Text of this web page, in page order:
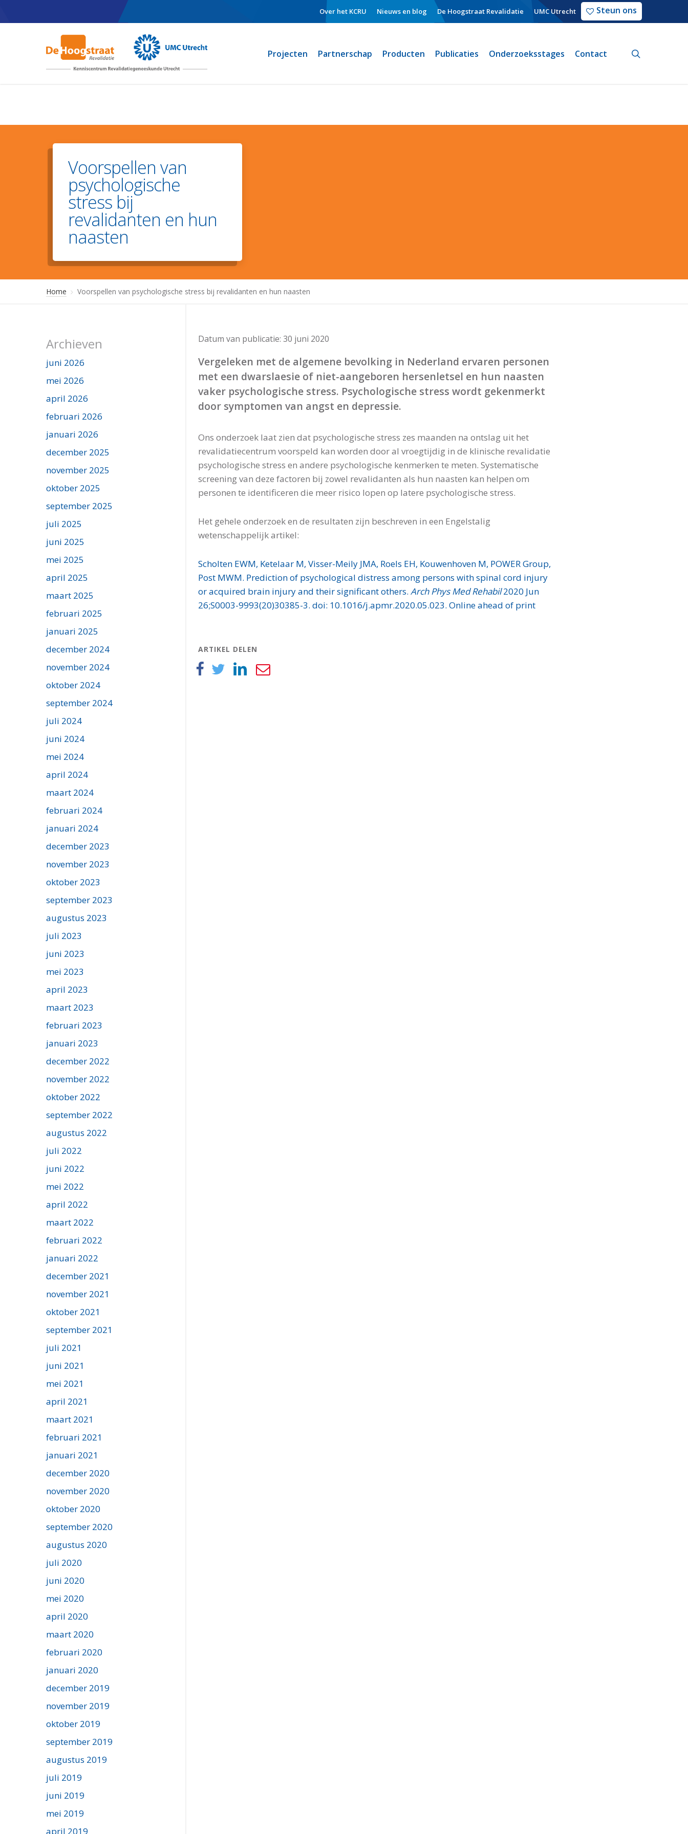
to
Over het KCRU Nieuws en blog De Hoogstraat Revalidatie UMC Utrecht Steun ons
Projecten Partnerschap Producten Publicaties Onderzoeksstages Contact
Voorspellen van
psychologische
stress bij
revalidanten en hun
naasten
Home Voorspellen van psychologische stress bij revalidanten en hun naasten
Archieven
juni 2026
mei 2026
april 2026
februari 2026
januari 2026
december 2025
november 2025
oktober 2025
september 2025
juli 2025
juni 2025
mei 2025
april 2025
maart 2025
februari 2025
januari 2025
december 2024
november 2024
oktober 2024
september 2024
juli 2024
juni 2024
mei 2024
april 2024
maart 2024
februari 2024
januari 2024
december 2023
november 2023
oktober 2023
september 2023
augustus 2023
juli 2023
juni 2023
mei 2023
april 2023
maart 2023
februari 2023
januari 2023
december 2022
november 2022
oktober 2022
september 2022
augustus 2022
juli 2022
juni 2022
mei 2022
april 2022
maart 2022
februari 2022
januari 2022
december 2021
november 2021
oktober 2021
september 2021
juli 2021
juni 2021
mei 2021
april 2021
maart 2021
februari 2021
januari 2021
december 2020
november 2020
oktober 2020
september 2020
augustus 2020
juli 2020
juni 2020
mei 2020
april 2020
maart 2020
februari 2020
januari 2020
december 2019
november 2019
oktober 2019
september 2019
augustus 2019
juli 2019
juni 2019
mei 2019
april 2019
Datum van publicatie: 30 juni 2020
Vergeleken met de algemene bevolking in Nederland ervaren personen
met een dwarslaesie of niet-aangeboren hersenletsel en hun naasten
vaker psychologische stress. Psychologische stress wordt gekenmerkt
door symptomen van angst en depressie.
Ons onderzoek laat zien dat psychologische stress zes maanden na ontslag uit het
revalidatiecentrum voorspeld kan worden door al vroegtijdig in de klinische revalidatie
psychologische stress en andere psychologische kenmerken te meten. Systematische
screening van deze factoren bij zowel revalidanten als hun naasten kan helpen om
personen te identificeren die meer risico lopen op latere psychologische stress.
Het gehele onderzoek en de resultaten zijn beschreven in een Engelstalig
wetenschappelijk artikel:
Scholten EWM, Ketelaar M, Visser-Meily JMA, Roels EH, Kouwenhoven M, POWER Group,
Post MWM. Prediction of psychological distress among persons with spinal cord injury
or acquired brain injury and their significant others. Arch Phys Med Rehabil2020 Jun
26;S0003-9993(20)30385-3. doi: 10.1016/j.apmr.2020.05.023. Online ahead of print
ARTIKEL DELEN